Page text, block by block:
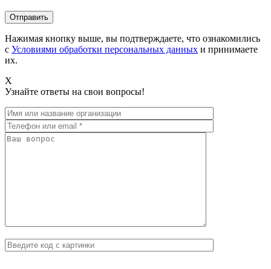
Нажимая кнопку выше, вы подтверждаете, что ознакомились
с Условиями обработки персональных данных и принимаете
их.
X
Узнайте ответы на свои вопросы!